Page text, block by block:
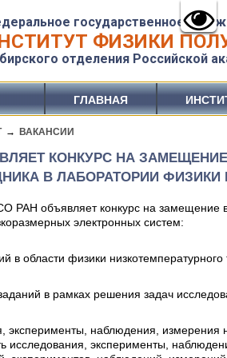
государственное
ФИЗИКИ
отделения Российской
ГЛАВНАЯ
→ ВАКАНСИИ
КОНКУРС НА
В ЛАБОРАТОРИИ
РАН объявляет конкурс на замещение
электронных систем:
в области физики
в рамках решения задач
эксперименты, наблюдения,
исследования, эксперименты,